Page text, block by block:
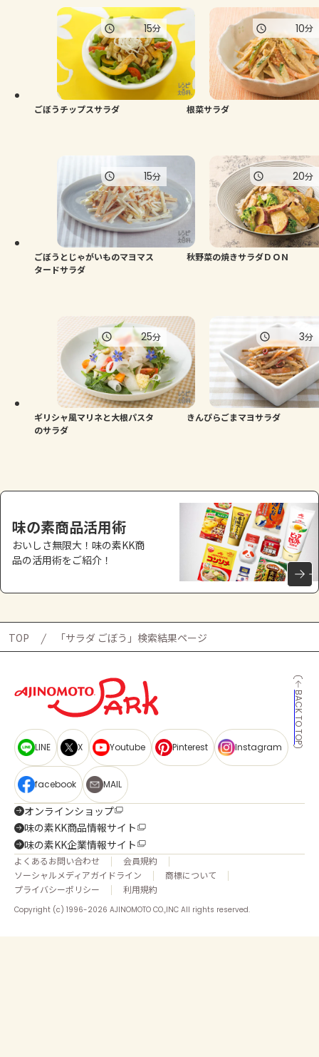
ごぼうチップスサラダ
15分
根菜サラダ
10分
ごぼうとじゃがいものマヨマス
タードサラダ
15分
秋野菜の焼きサラダＤＯＮ
20分
ギリシャ風マリネと大根パスタ
のサラダ
25分
きんぴらごまマヨサラダ
3分
味の素商品活用術
おいしさ無限大！味の素KK商
品の活用術をご紹介！
TOP 「サラダ ごぼう」検索結果ページ
BACK TO TOP
LINE X Youtube Pinterest Instagram
facebook MAIL
オンラインショップ
味の素KK商品情報サイト
味の素KK企業情報サイト
よくあるお問い合わせ
会員規約
ソーシャルメディアガイドライン
商標について
プライバシーポリシー
利用規約
Copyright (c) 1996-2026 AJINOMOTO CO.,INC All rights reserved.